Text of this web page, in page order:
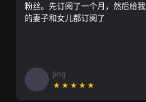
粉丝。先订阅了一个月，然后给我
的妻子和女儿都订阅了
Jing
★★★★★